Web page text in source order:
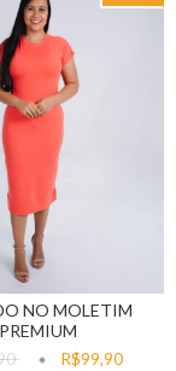
NO MOLETIM
PREMIUM
R$99,90